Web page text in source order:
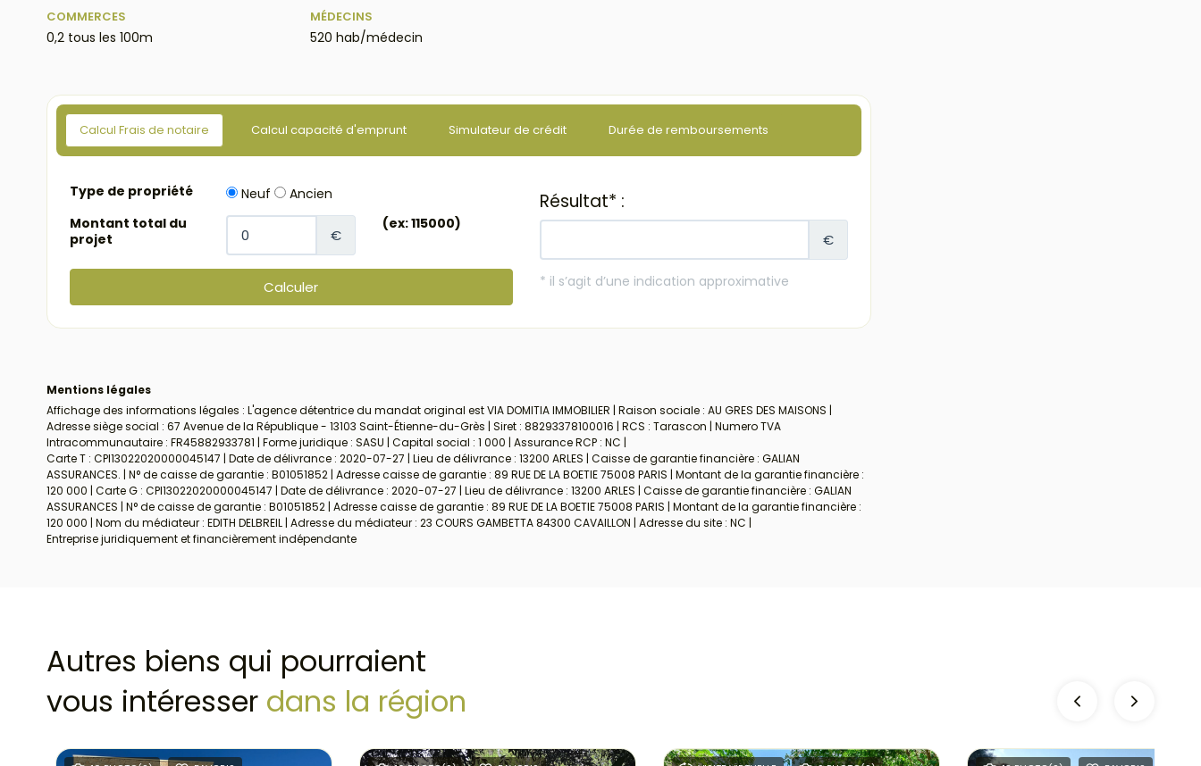
COMMERCES
0,2 tous les 100m
MÉDECINS
520 hab/médecin
Calcul Frais de notaire Calcul capacité d'emprunt Simulateur de crédit Durée de remboursements
Mentions légales
Affichage des informations légales : L'agence détentrice du mandat original est VIA DOMITIA IMMOBILIER | Raison sociale : AU GRES DES MAISONS |
Adresse siège social : 67 Avenue de la République - 13103 Saint-Étienne-du-Grès | Siret : 88293378100016 | RCS : Tarascon | Numero TVA
Intracommunautaire : FR45882933781 | Forme juridique : SASU | Capital social : 1 000 | Assurance RCP : NC |
Carte T : CPI13022020000045147 | Date de délivrance : 2020-07-27 | Lieu de délivrance : 13200 ARLES | Caisse de garantie financière : GALIAN
ASSURANCES. | N° de caisse de garantie : B01051852 | Adresse caisse de garantie : 89 RUE DE LA BOETIE 75008 PARIS | Montant de la garantie financière :
120 000 | Carte G : CPI13022020000045147 | Date de délivrance : 2020-07-27 | Lieu de délivrance : 13200 ARLES | Caisse de garantie financière : GALIAN
ASSURANCES | N° de caisse de garantie : B01051852 | Adresse caisse de garantie : 89 RUE DE LA BOETIE 75008 PARIS | Montant de la garantie financière :
120 000 | Nom du médiateur : EDITH DELBREIL | Adresse du médiateur : 23 COURS GAMBETTA 84300 CAVAILLON | Adresse du site : NC |
Entreprise juridiquement et financièrement indépendante
Autres biens qui pourraient
vous intéresser dans la région